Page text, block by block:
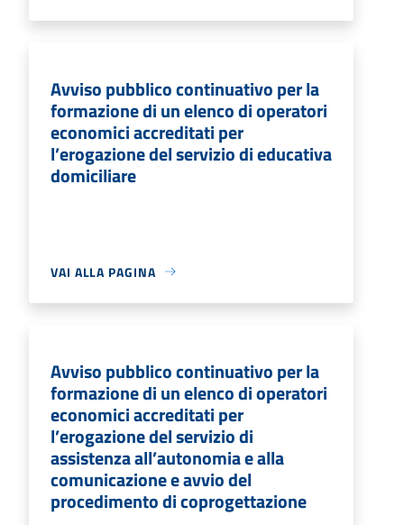
Avviso pubblico continuativo per la
formazione di un elenco di operatori
economici accreditati per
l’erogazione del servizio di educativa
domiciliare
VAI ALLA PAGINA
Avviso pubblico continuativo per la
formazione di un elenco di operatori
economici accreditati per
l’erogazione del servizio di
assistenza all’autonomia e alla
comunicazione e avvio del
procedimento di coprogettazione